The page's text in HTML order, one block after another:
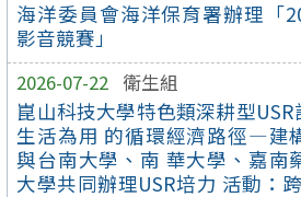
海洋委員會海洋保育署辦理「
影音競賽」
2026-07-22 衛生組
崑山科技大學特色類深耕型
生活為用 的循環經濟路徑—建
與台南大學、南 華大學、嘉南
大學共同辦理USR培力 活動：